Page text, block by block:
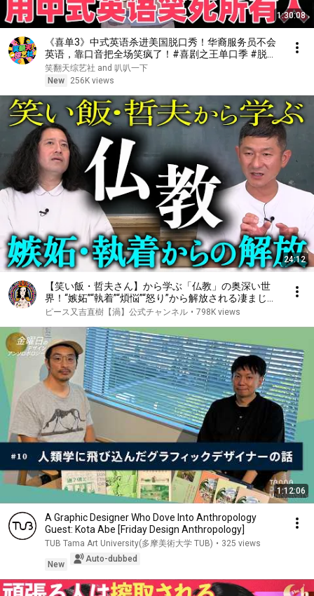
1:30:08
《喜单3》中式英语杀进美国脱口秀！华裔服务员不会
英语，靠口音把全场笑疯了！#喜剧之王单口季 #脱口
秀 #搞笑 #喜剧 #funny #综艺
笑翻天综艺社 and 叭叭一下
New
256K views
24:12
【笑い飯・哲夫さん】から学ぶ「仏教」の奥深い世
界！“嫉妬”“執着”“煩悩”“怒り”から解放される凄まじい
思考とは？ゲストを招いてトークする新企画始動！
ピース又吉直樹【渦】公式チャンネル • 798K views
1:12:06
A Graphic Designer Who Dove Into Anthropology
Guest: Kota Abe [Friday Design Anthropology]
TUB Tama Art University(多摩美術大学 TUB) • 325 views
New
Auto-dubbed